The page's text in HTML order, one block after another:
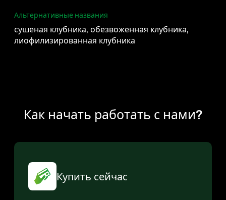
Альтернативные названия
сушеная клубника, обезвоженная клубника,
лиофилизированная клубника
Как начать работать с нами?
Купить сейчас